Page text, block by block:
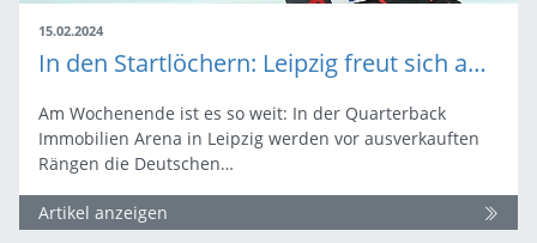
15.02.2024
In den Startlöchern: Leipzig freut sich auf die Hallen-DM
Am Wochenende ist es so weit: In der Quarterback
Immobilien Arena in Leipzig werden vor ausverkauften
Rängen die Deutschen…
Artikel anzeigen